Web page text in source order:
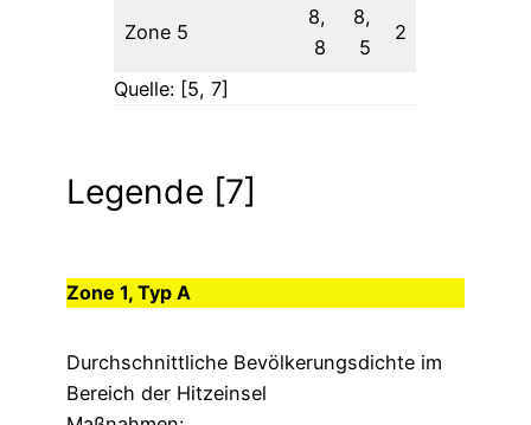
Zone 5
8,
8
8,
5
2
Quelle: [5, 7]
Legende [7]
Zone 1, Typ A
Durchschnittliche Bevölkerungsdichte im
Bereich der Hitzeinsel